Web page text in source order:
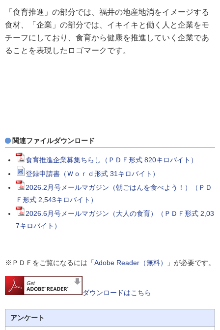
「食育推進」の部分では、福井の地産地消をイメージする
食材、「企業」の部分では、イキイキと働く人と企業をモ
チーフにしており、食育から健康を推進していく企業であ
ることを表現したロゴマークです。
関連ファイルダウンロード
食育推進企業募集ちらし（ＰＤＦ形式 820キロバイト）
登録申請書（Ｗｏｒｄ形式 31キロバイト）
2026.2月号メールマガジン（朝ごはんを食べよう！）（ＰＤ
Ｆ形式 2,543キロバイト）
2026.6月号メールマガジン（大人の食育）（ＰＤＦ形式 2,03
7キロバイト）
※ＰＤＦをご覧になるには「Adobe Reader（無料） 」が必要です。
ダウンロードはこちら
アンケート